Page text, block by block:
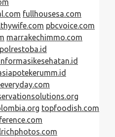
fullhousesa.com
pbcvoice.com
marrakechimmo.com
polrestoba.id
topfoodish.com